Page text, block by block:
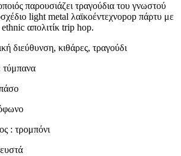
παρουσιάζει τραγούδια του γνωστού
light metal λαϊκοέντεχνοpop πάρτυ με
απολιτίκ trip hop.
διεύθυνση, κιθάρες, τραγούδι
: τρομπόνι